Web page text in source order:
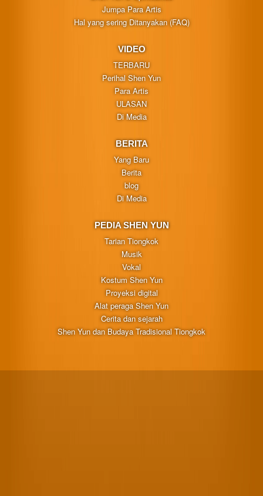
Jumpa Para Artis
Hal yang sering Ditanyakan (FAQ)
VIDEO
TERBARU
Perihal Shen Yun
Para Artis
ULASAN
Di Media
BERITA
Yang Baru
Berita
blog
Di Media
PEDIA SHEN YUN
Tarian Tiongkok
Musik
Vokal
Kostum Shen Yun
Proyeksi digital
Alat peraga Shen Yun
Cerita dan sejarah
Shen Yun dan Budaya Tradisional Tiongkok